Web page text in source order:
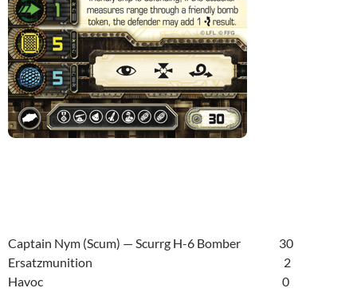
Captain Nym (Scum) — Scurrg H-6 Bomber 30
Ersatzmunition 2
Havoc 0